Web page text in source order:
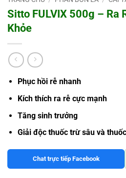
Sitto FULVIX 500g – Ra
Khỏe
Phục hồi rễ nhanh
Kích thích ra rễ cực mạnh
Tăng sinh trưởng
Giải độc thuốc trừ sâu và
Chat trực tiếp Facebook